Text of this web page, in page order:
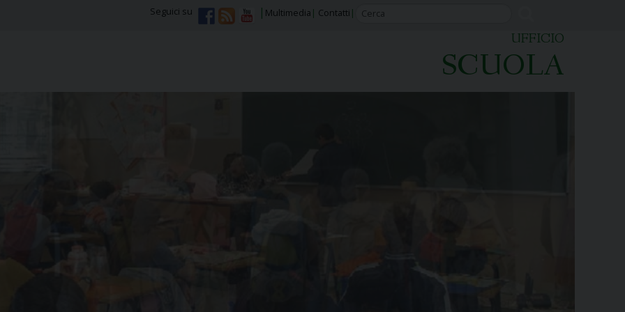
Multimedia Contatti
Seguici su
UFFICIO
SCUOLA